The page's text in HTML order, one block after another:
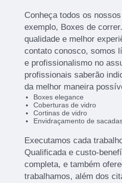
Conheça todos os
exemplo, Boxes de
qualidade e melhor
contato conosco, somos
e profissionalismo no
profissionais saberão
da melhor maneira
Boxes elegance
Coberturas de vidro
Cortinas de vidro
Envidraçamento de
Executamos cada
Qualificada e custo-
completa, e também
trabalhamos, além dos